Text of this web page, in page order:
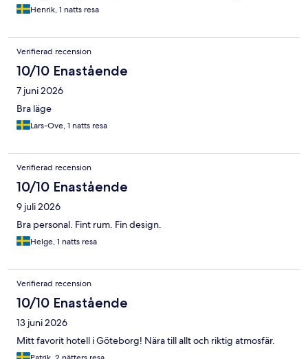
Henrik, 1 natts resa
Verifierad recension
10/10 Enastående
7 juni 2026
Bra läge
Lars-Ove, 1 natts resa
Verifierad recension
10/10 Enastående
9 juli 2026
Bra personal. Fint rum. Fin design.
Helge, 1 natts resa
Verifierad recension
10/10 Enastående
13 juni 2026
Mitt favorit hotell i Göteborg! Nära till allt och riktig atmosfär.